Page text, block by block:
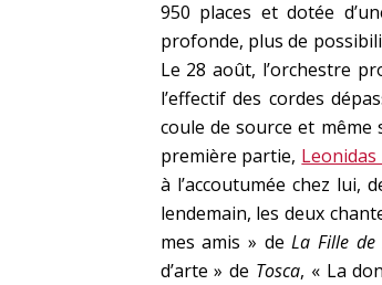
950 places et dotée
profonde, plus de
Le 28 août, l’orchestre
l’effectif des cordes
coule de source et
première partie, Leonidas
à l’accoutumée chez lui,
lendemain, les deux
mes amis » deLa Fille de
d’arte » de Tosca, « La